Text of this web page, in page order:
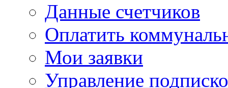
Данные счетчиков
Оплатить
Мои заявки
Управление